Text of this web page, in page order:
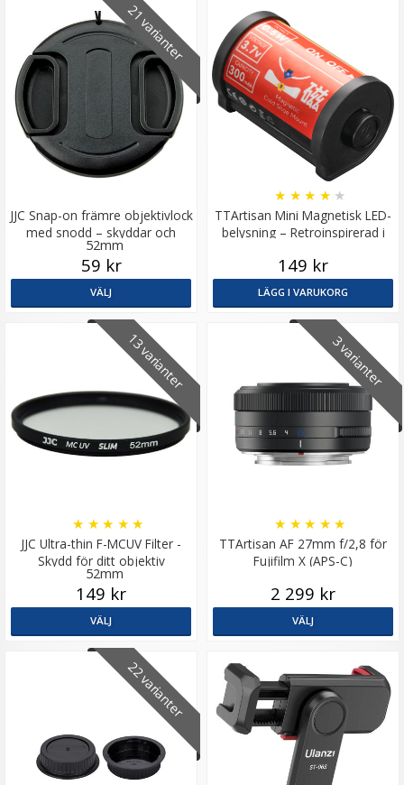
21 varianter
JJC Snap-on främre objektivlock
med snodd – skyddar och
förenklar
52mm
59 kr
VÄLJ
TTArtisan Mini Magnetisk LED-
belysning – Retroinspirerad i
★ ★ ★ ★ ★
149 kr
LÄGG I VARUKORG
13 varianter
JJC Ultra-thin F-MCUV Filter -
Skydd för ditt objektiv
★ ★ ★ ★ ★
52mm
149 kr
VÄLJ
3 varianter
TTArtisan AF 27mm f/2,8 för
Fujifilm X (APS-C)
★ ★ ★ ★ ★
2 299 kr
VÄLJ
22 varianter